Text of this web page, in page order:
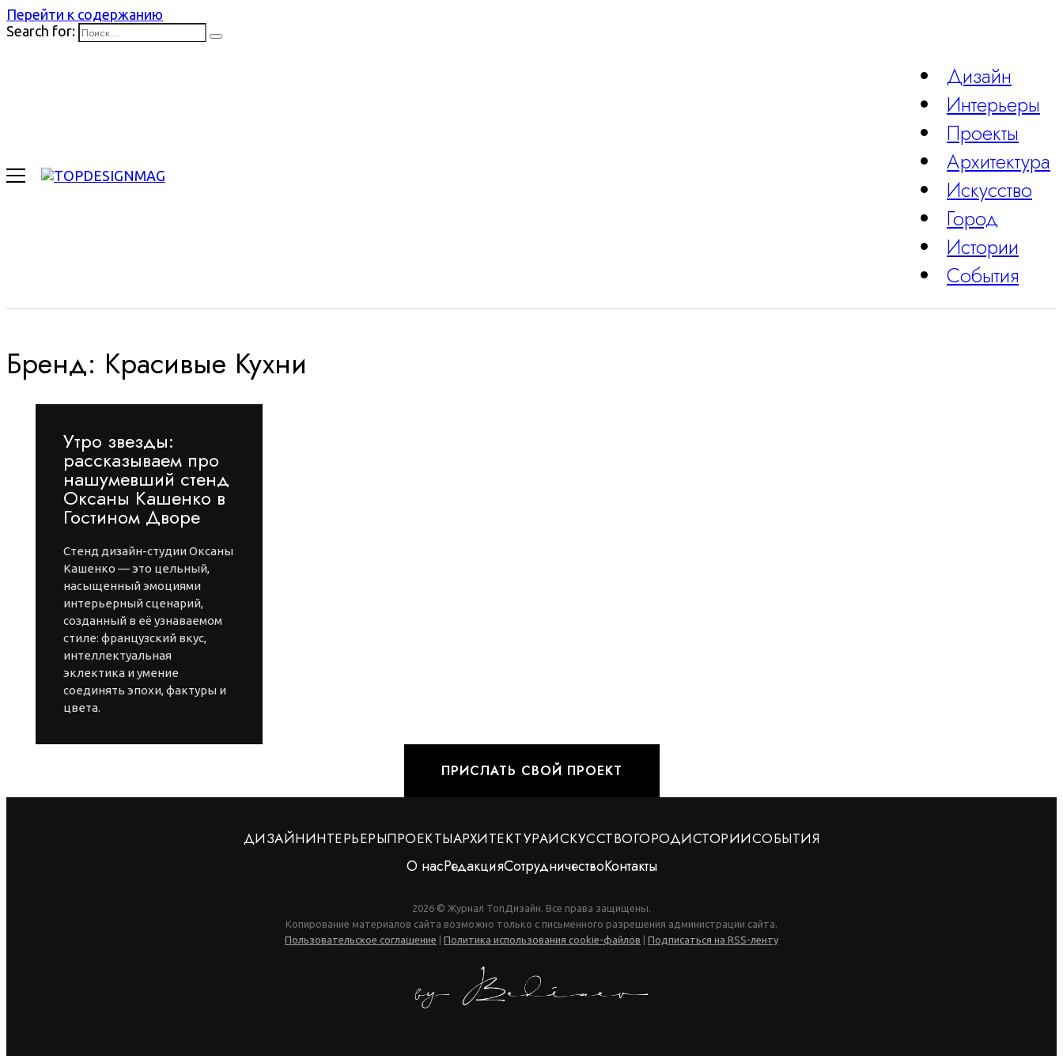
Перейти к содержанию
Search for:
Дизайн
Интерьеры
Проекты
Архитектура
Искусство
Город
Истории
События
Бренд: Красивые Кухни
Утро звезды:
рассказываем про
нашумевший стенд
Оксаны Кашенко в
Гостином Дворе
Стенд дизайн-студии Оксаны
Кашенко — это цельный,
насыщенный эмоциями
интерьерный сценарий,
созданный в её узнаваемом
стиле: французский вкус,
интеллектуальная
эклектика и умение
соединять эпохи, фактуры и
цвета.
ПРИСЛАТЬ СВОЙ ПРОЕКТ
ДИЗАЙНИНТЕРЬЕРЫПРОЕКТЫАРХИТЕКТУРАИСКУССТВОГОРОДИСТОРИИСОБЫТИЯ
О насРедакцияСотрудничествоКонтакты
2026 © Журнал ТопДизайн. Все права защищены.
Копирование материалов сайта возможно только с письменного разрешения администрации сайта.
Пользовательское соглашение | Политика использования cookie-файлов | Подписаться на RSS-ленту